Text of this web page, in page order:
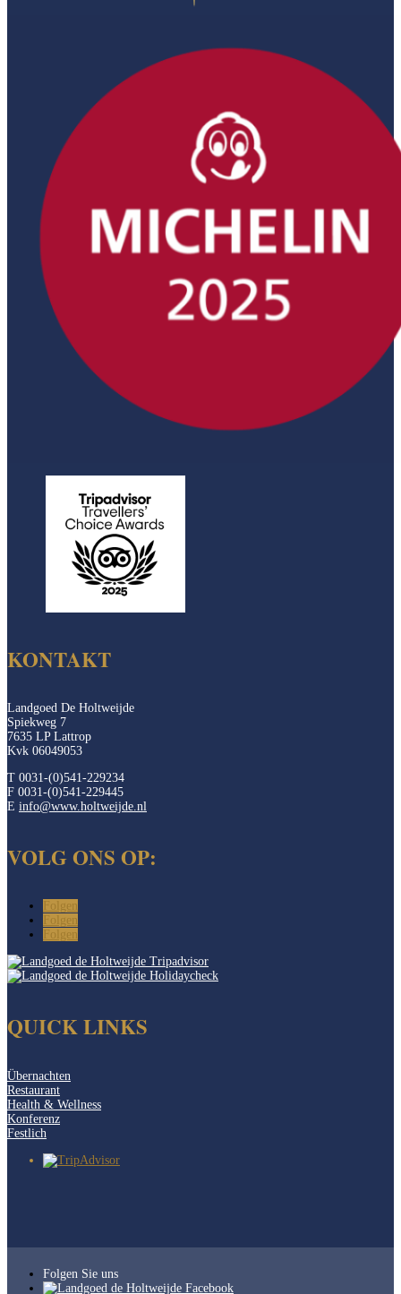
KONTAKT
Landgoed De Holtweijde
Spiekweg 7
7635 LP Lattrop
Kvk 06049053
T 0031-(0)541-229234
F 0031-(0)541-229445
E info@www.holtweijde.nl
VOLG ONS OP:
Folgen
Folgen
Folgen
QUICK LINKS
Übernachten
Restaurant
Health & Wellness
Konferenz
Festlich
Folgen Sie uns